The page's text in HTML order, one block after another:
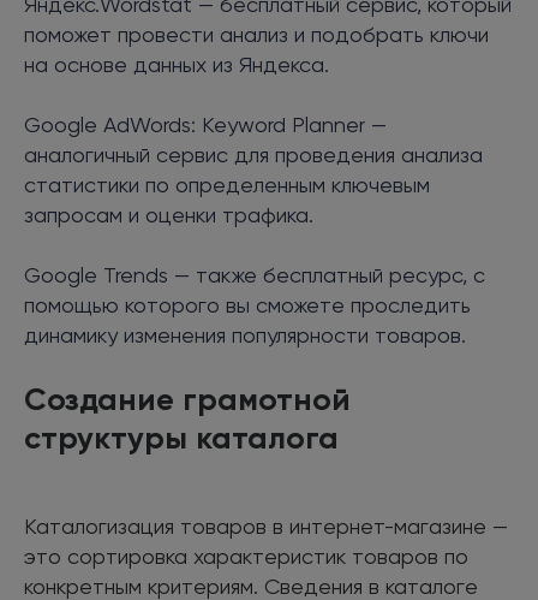
поможет провести анализ и подобрать ключи
на основе данных из Яндекса.
Google AdWords: Keyword Planner —
аналогичный сервис для проведения анализа
статистики по определенным ключевым
запросам и оценки трафика.
Google Trends — также бесплатный ресурс, с
помощью которого вы сможете проследить
динамику изменения популярности товаров.
Создание грамотной
структуры каталога
Каталогизация товаров в интернет-магазине —
это сортировка характеристик товаров по
конкретным критериям. Сведения в каталоге